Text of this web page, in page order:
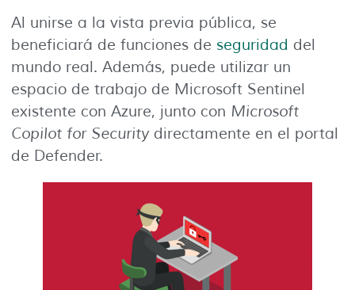
Al unirse a la vista previa pública, se
beneficiará de funciones de seguridad del
mundo real. Además, puede utilizar un
espacio de trabajo de Microsoft Sentinel
existente con Azure, junto con Microsoft
Copilot for Security directamente en el portal
de Defender.